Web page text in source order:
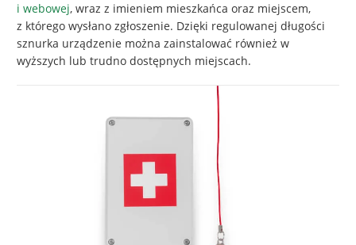
i webowej, wraz z imieniem mieszkańca oraz miejscem,
z którego wysłano zgłoszenie. Dzięki regulowanej długości
sznurka urządzenie można zainstalować również w
wyższych lub trudno dostępnych miejscach.